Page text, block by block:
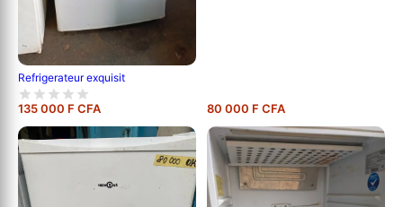
Refrigerateur exquisit
135 000 F CFA 80 000 F CFA